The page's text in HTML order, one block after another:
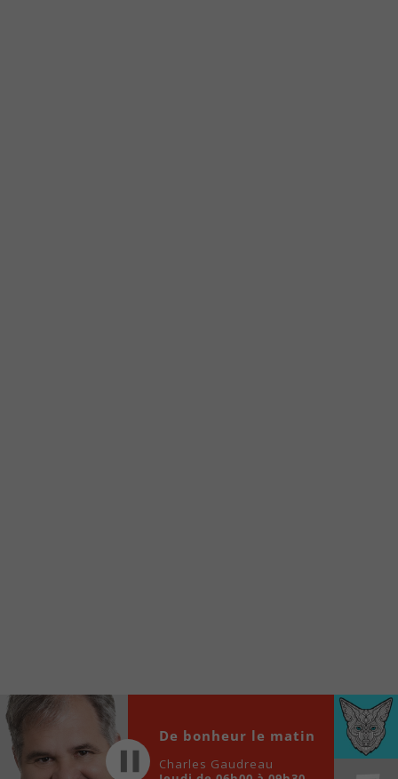
locale vous sont maintenant accessibles en un clic!
Player
00:00
De bonheur le matin
Charles Gaudreau